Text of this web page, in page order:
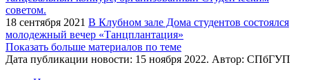
18 сентября 2021 В Клубном зале Дома студентов состоялся
молодежный вечер «Танцплантация»
Показать больше материалов по теме
Дата публикации новости: 15 ноября 2022. Автор: СПбГУП